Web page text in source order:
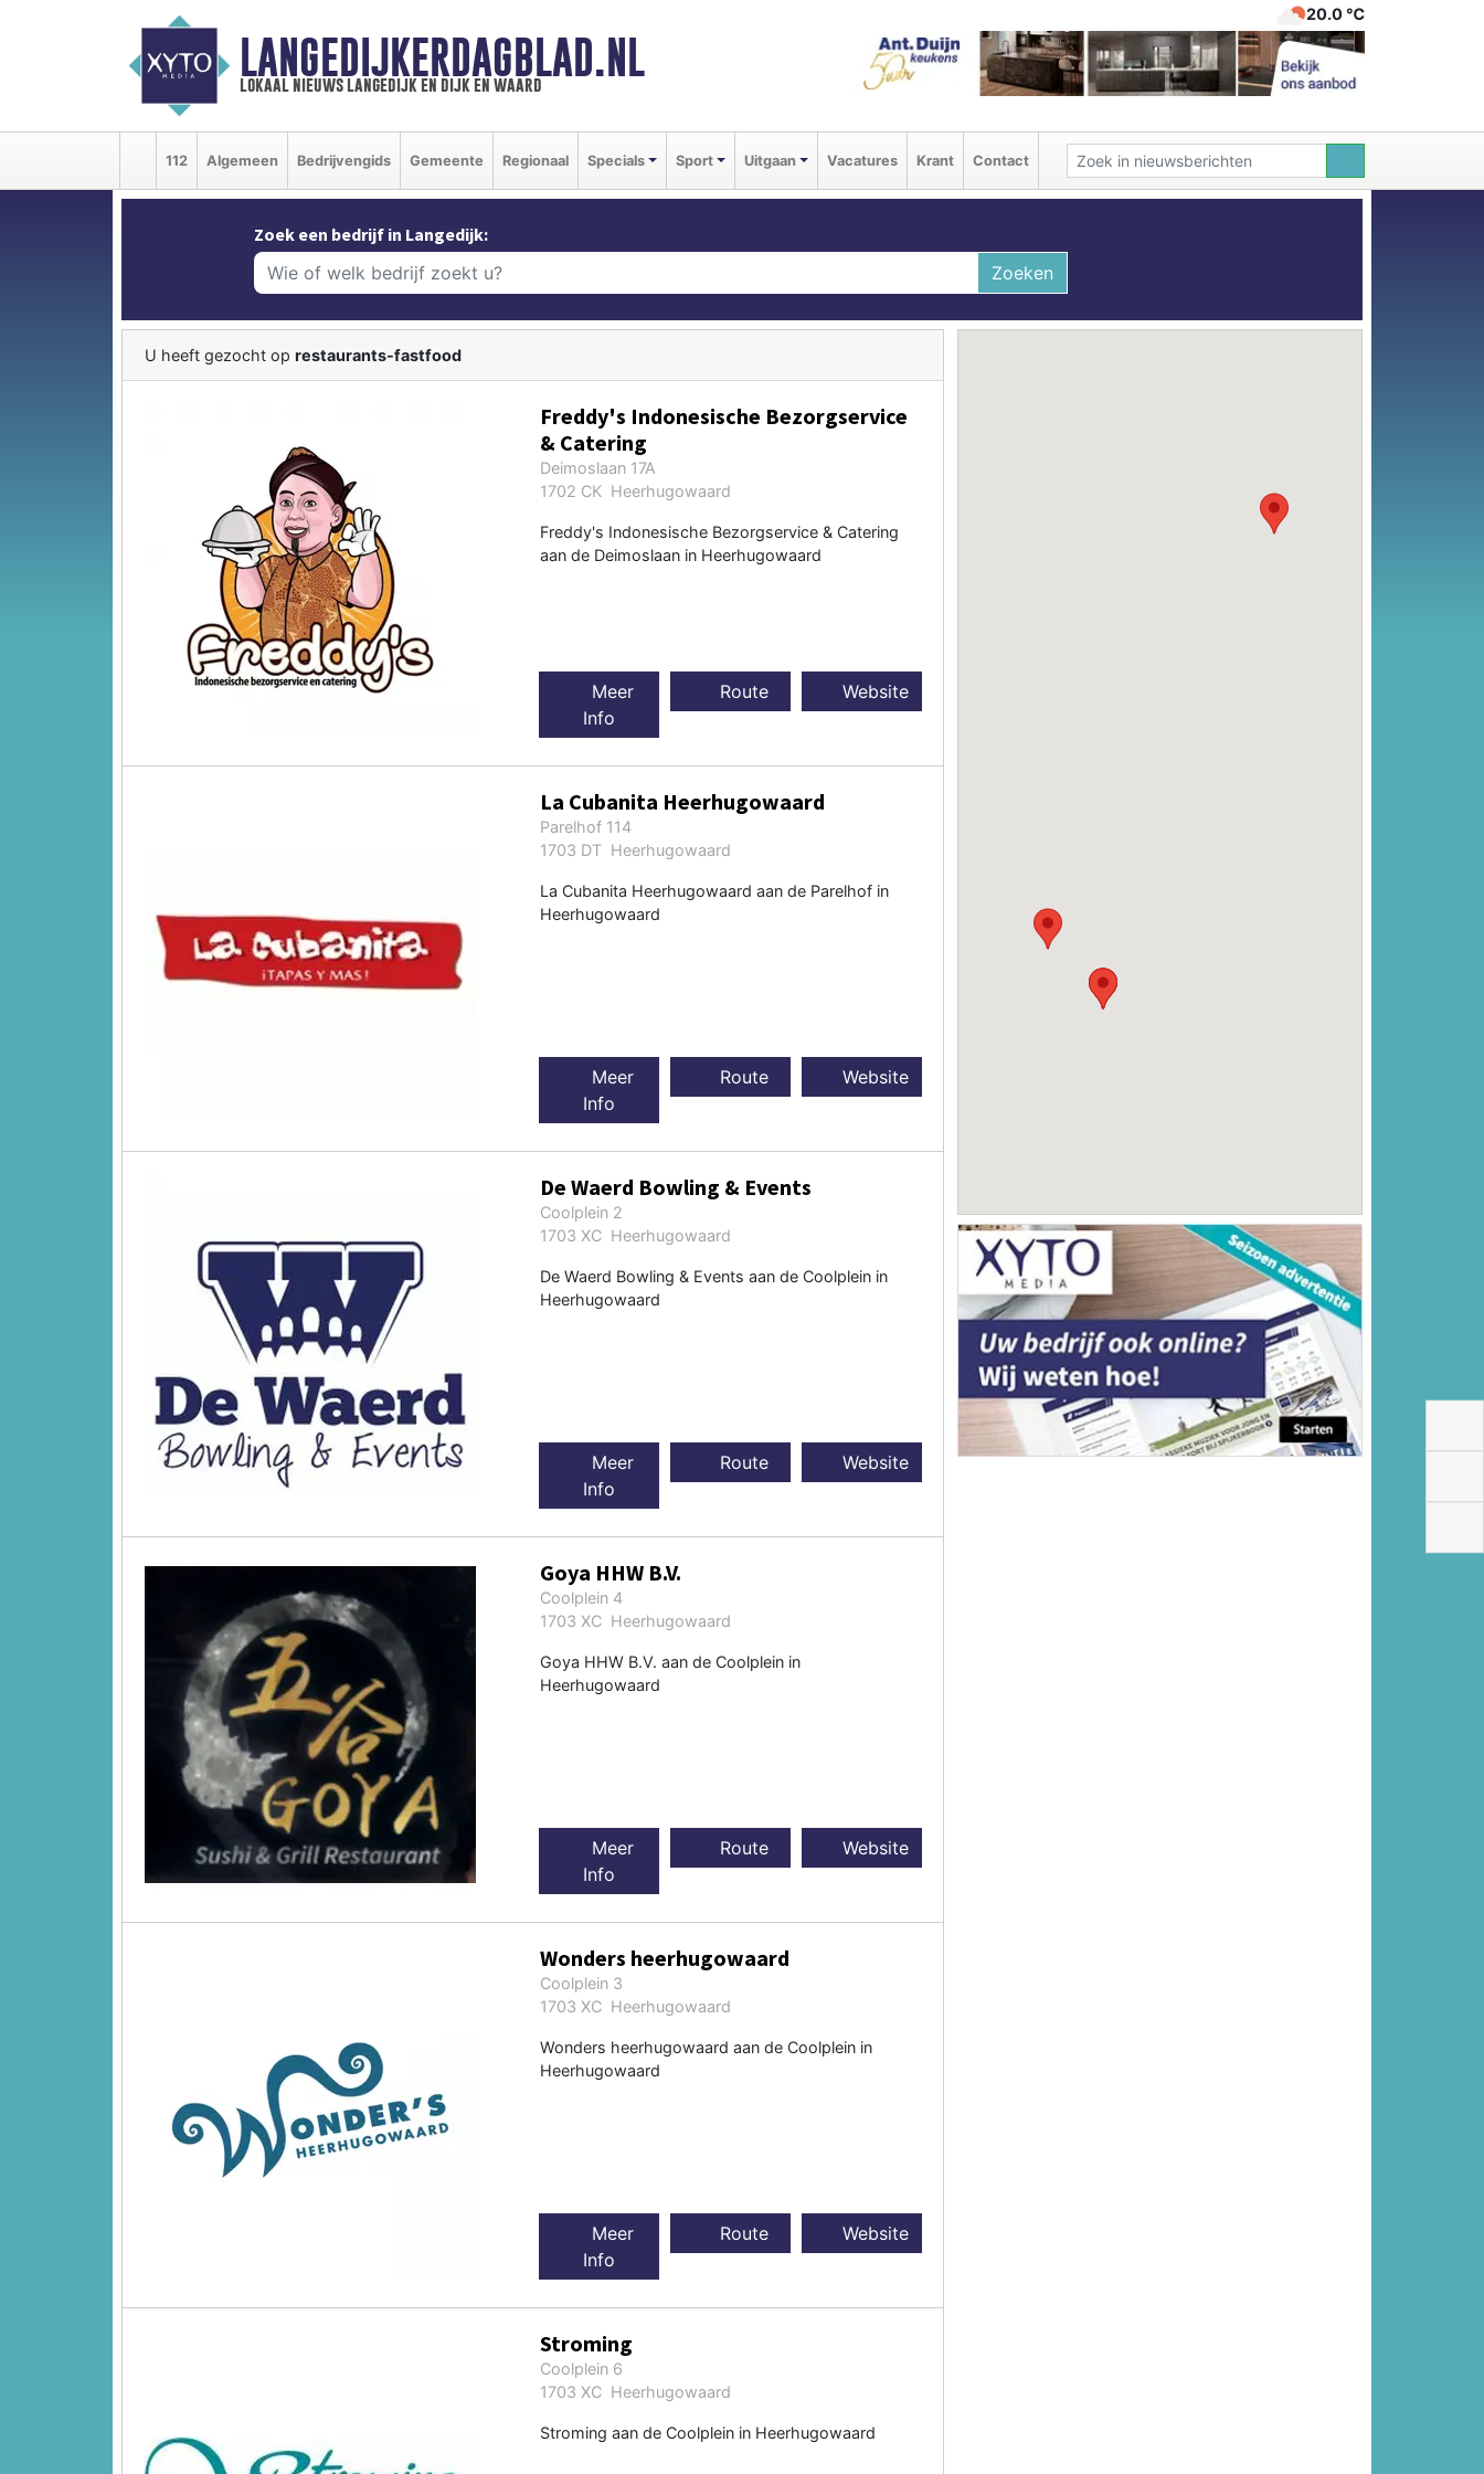
LANGEDIJKERDAGBLAD.NL
lokaal nieuws langedijk en dijk en waard
20.0 ℃
112 Algemeen Bedrijvengids Gemeente Regionaal Specials Sport Uitgaan Vacatures Krant Contact
Zoek een bedrijf in Langedijk:
Zoeken
U heeft gezocht op restaurants-fastfood
Freddy's Indonesische Bezorgservice
& Catering
Deimoslaan 17A
1702 CK Heerhugowaard
Freddy's Indonesische Bezorgservice & Catering
aan de Deimoslaan in Heerhugowaard
Meer
Info
Route Website
La Cubanita Heerhugowaard
Parelhof 114
1703 DT Heerhugowaard
La Cubanita Heerhugowaard aan de Parelhof in
Heerhugowaard
Meer
Info
Route Website
De Waerd Bowling & Events
Coolplein 2
1703 XC Heerhugowaard
De Waerd Bowling & Events aan de Coolplein in
Heerhugowaard
Meer
Info
Route Website
Goya HHW B.V.
Coolplein 4
1703 XC Heerhugowaard
Goya HHW B.V. aan de Coolplein in
Heerhugowaard
Meer
Info
Route Website
Wonders heerhugowaard
Coolplein 3
1703 XC Heerhugowaard
Wonders heerhugowaard aan de Coolplein in
Heerhugowaard
Meer
Info
Route Website
Stroming
Coolplein 6
1703 XC Heerhugowaard
Stroming aan de Coolplein in Heerhugowaard